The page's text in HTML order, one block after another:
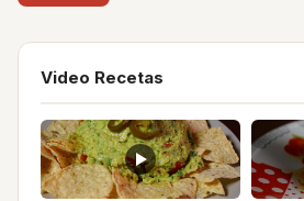
Video Recetas